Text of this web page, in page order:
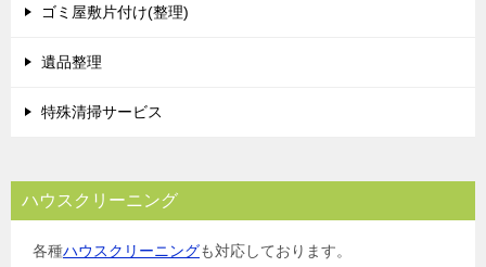
ゴミ屋敷片付け(整理)
遺品整理
特殊清掃サービス
ハウスクリーニング
各種ハウスクリーニングも対応しております。